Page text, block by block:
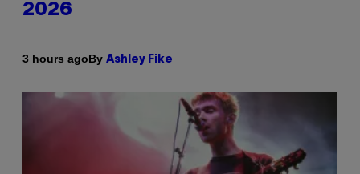
2026
3 hours agoBy Ashley Fike